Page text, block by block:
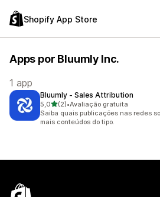
Shopify App Store
Apps por Bluumly Inc.
1 app
Bluumly ‑ Sales Attribution
5,0de 5 estrelas
(2)
2 avaliações ao todo
•Avaliação gratuita
Saiba quais publicações nas redes
mais conteúdos do tipo.